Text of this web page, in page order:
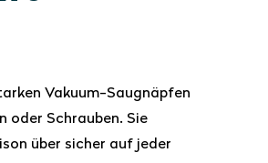
Vakuum-Saugnäpfen
oder Schrauben. Sie
über sicher auf jeder